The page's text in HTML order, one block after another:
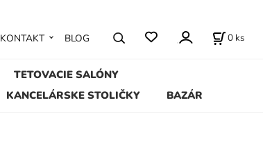
TETOVACIE SALÓNY
KANCELÁRSKE STOLIČKY BAZÁR
KONTAKT BLOG 0 ks